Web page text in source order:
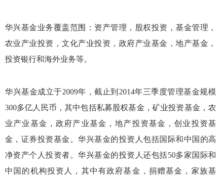
华兴基金业务覆盖范围：资产管理，股权投资，基金管理，
农业产业投资，文化产业投资，政府产业基金，地产基金，
投资银行和海外业务等。
华兴基金成立于2009年，截止到2014年三季度管理基金规模
300多亿人民币，其中包括私募股权基金，矿业投资基金，农
业产业基金，政府产业基金，地产投资基金，创业投资基
金，证券投资基金。华兴基金的投资人包括国际和中国的高
净资产个人投资者。华兴基金的投资人还包括50多家国际和
中国的机构投资人，其中有政府基金，捐赠基金，家族基